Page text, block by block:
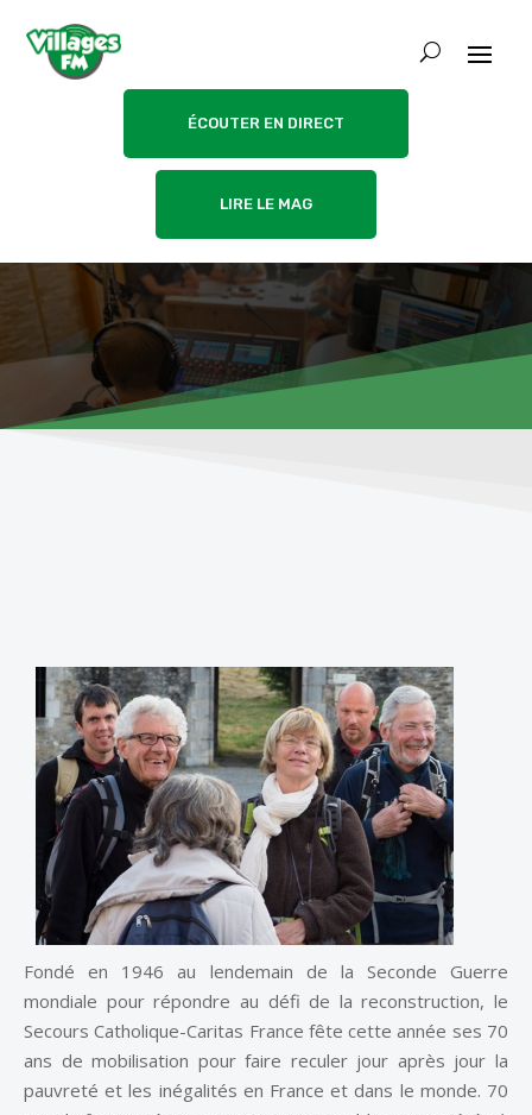
ÉCOUTER EN DIRECT
LIRE LE MAG
Fondé en 1946 au lendemain de la Seconde Guerre
mondiale pour répondre au défi de la reconstruction, le
Secours Catholique-Caritas France fête cette année ses 70
ans de mobilisation pour faire reculer jour après jour la
pauvreté et les inégalités en France et dans le monde. 70